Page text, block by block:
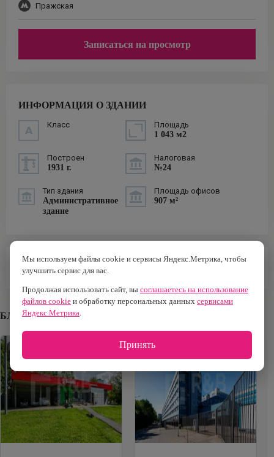
Пражская
Записаться на просмотр
ИНФОРМАЦИЯ О ЗДАНИИ
Класс
Площадь
1 043 м2
Построен
1931 г.
Налоговая
№24
Тип здания
Административное
здание
Площадь офисов
907 м²
ИНФРАСТРУКТУРА
БЛИЖАЙШИЕ БИЗНЕС-ЦЕНТРЫ
B
Мы используем файлы cookie и сервисы Яндекс.Метрика, чтобы
улучшить сервис для вас.
Продолжая использовать сайт, вы соглашаетесь на использование
файлов cookie и обработку персональных данных сервисами
Яндекс.Метрика.
Принять